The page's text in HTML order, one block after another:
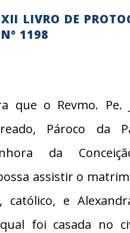
LIVRO DE
1198
que o Revmo. Pe.
Pároco da
da
assistir o
católico, e
foi casada no